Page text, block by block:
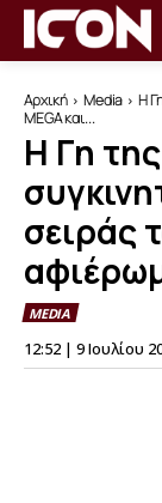
Αρχική Media
Η
MEGA και...
Η Γη
σειράς
MEDIA
12:52 | 9 Ιουλίου